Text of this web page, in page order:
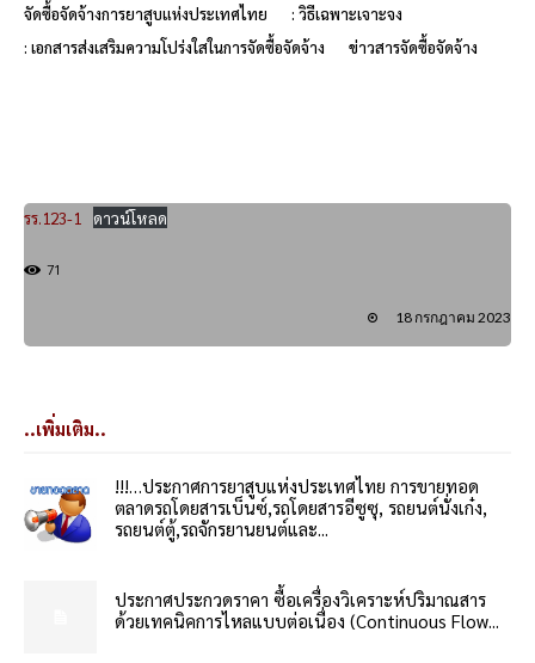
จัดซื้อจัดจ้างการยาสูบแห่งประเทศไทย
: วิธีเฉพาะเจาะจง
: เอกสารส่งเสริมความโปร่งใสในการจัดซื้อจัดจ้าง
ข่าวสารจัดซื้อจัดจ้าง
รร.123-1 ดาวน์โหลด
71
18 กรกฎาคม 2023
..เพิ่มเติม..
!!!…ประกาศการยาสูบแห่งประเทศไทย การขายทอด
ตลาดรถโดยสารเบ็นซ์,รถโดยสารอีซูซุ, รถยนต์นั่งเก๋ง,
รถยนต์ตู้,รถจักรยานยนต์และ...
ประกาศประกวดราคา ซื้อเครื่องวิเคราะห์ปริมาณสาร
ด้วยเทคนิคการไหลแบบต่อเนื่อง (Continuous Flow...